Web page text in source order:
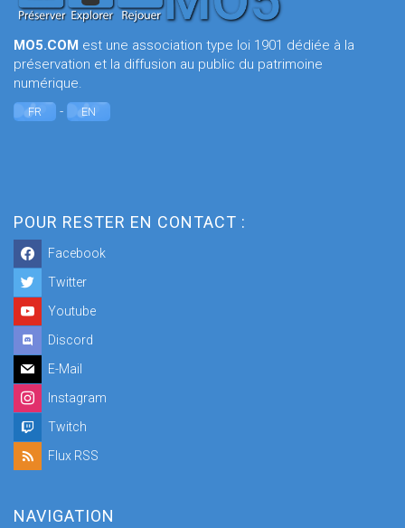
MO5.COM est une association type loi 1901 dédiée à la
préservation et la diffusion au public du patrimoine
numérique.
FR - EN
POUR RESTER EN CONTACT :
Facebook
Twitter
Youtube
Discord
E-Mail
Instagram
Twitch
Flux RSS
NAVIGATION